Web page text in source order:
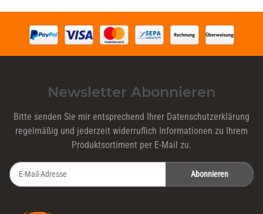
Newsletter Abonnieren
Bitte senden Sie mir entsprechend Ihrer Datenschutzerklärung
regelmäßig und jederzeit widerruflich Informationen zu Ihrem
Produktsortiment per E-Mail zu.
Abonnieren